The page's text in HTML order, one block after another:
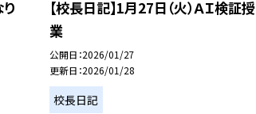
【校長日記】1月27日（火）ＡＩ検証授
業
公開日 2026/01/27
更新日 2026/01/28
校長日記